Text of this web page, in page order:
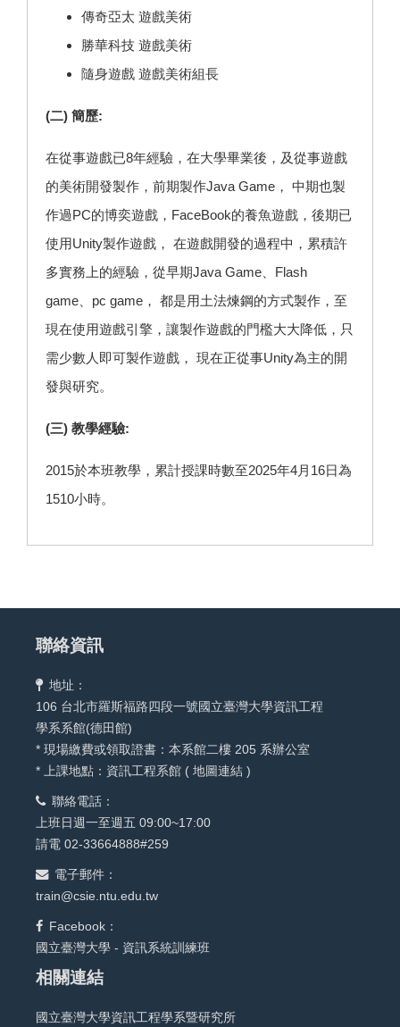
傳奇亞太 遊戲美術
勝華科技 遊戲美術
隨身遊戲 遊戲美術組長
(二) 簡歷:
在從事遊戲已8年經驗，在大學畢業後，及從事遊戲
的美術開發製作，前期製作Java Game， 中期也製
作過PC的博奕遊戲，FaceBook的養魚遊戲，後期已
使用Unity製作遊戲， 在遊戲開發的過程中，累積許
多實務上的經驗，從早期Java Game、Flash
game、pc game， 都是用土法煉鋼的方式製作，至
現在使用遊戲引擎，讓製作遊戲的門檻大大降低，只
需少數人即可製作遊戲， 現在正從事Unity為主的開
發與研究。
(三) 教學經驗:
2015於本班教學，累計授課時數至2025年4月16日為
1510小時。
聯絡資訊
地址：
106 台北市羅斯福路四段一號國立臺灣大學資訊工程
學系系館(德田館)
* 現場繳費或領取證書：本系館二樓 205 系辦公室
* 上課地點：資訊工程系館 ( 地圖連結 )
聯絡電話：
上班日週一至週五 09:00~17:00
請電 02-33664888#259
電子郵件：
train@csie.ntu.edu.tw
Facebook：
國立臺灣大學 - 資訊系統訓練班
相關連結
國立臺灣大學資訊工程學系暨研究所